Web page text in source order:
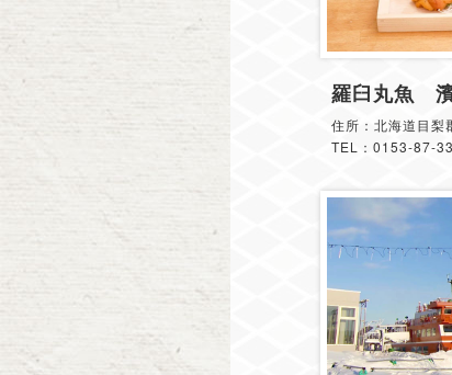
羅臼丸魚
住所：北海道目梨
TEL：0153-87-